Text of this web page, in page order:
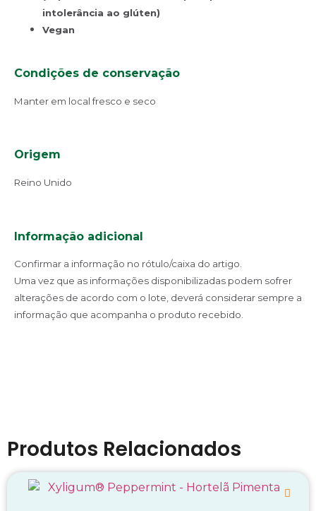
intolerância ao glúten)
Vegan
Condições de conservação
Manter em local fresco e seco
Origem
Reino Unido
Informação adicional
Confirmar a informação no rótulo/caixa do artigo.
Uma vez que as informações disponibilizadas podem sofrer
alterações de acordo com o lote, deverá considerar sempre a
informação que acompanha o produto recebido.
Produtos Relacionados